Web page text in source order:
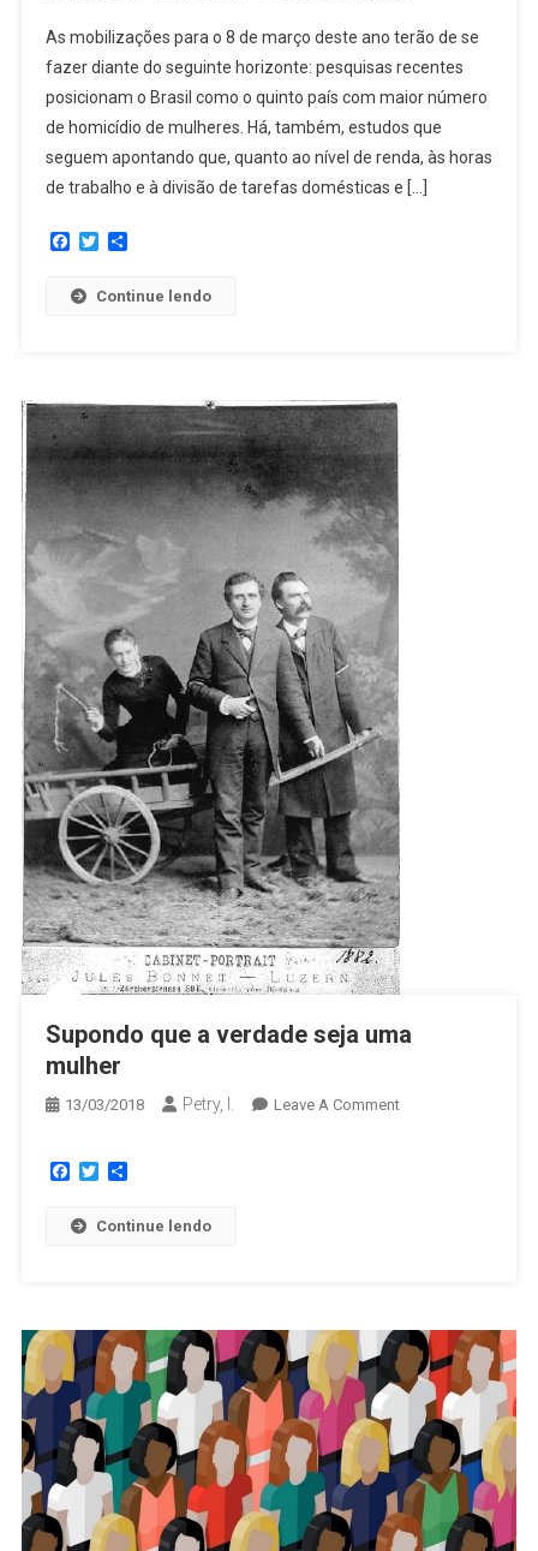
As mobilizações para o 8 de março deste ano terão de se
fazer diante do seguinte horizonte: pesquisas recentes
posicionam o Brasil como o quinto país com maior número
de homicídio de mulheres. Há, também, estudos que
seguem apontando que, quanto ao nível de renda, às horas
de trabalho e à divisão de tarefas domésticas e […]
Facebook
TwitterShare
Continue lendo
Supondo que a verdade seja uma
mulher
13/03/2018 Petry, I. Leave A Comment
Facebook
TwitterShare
Continue lendo